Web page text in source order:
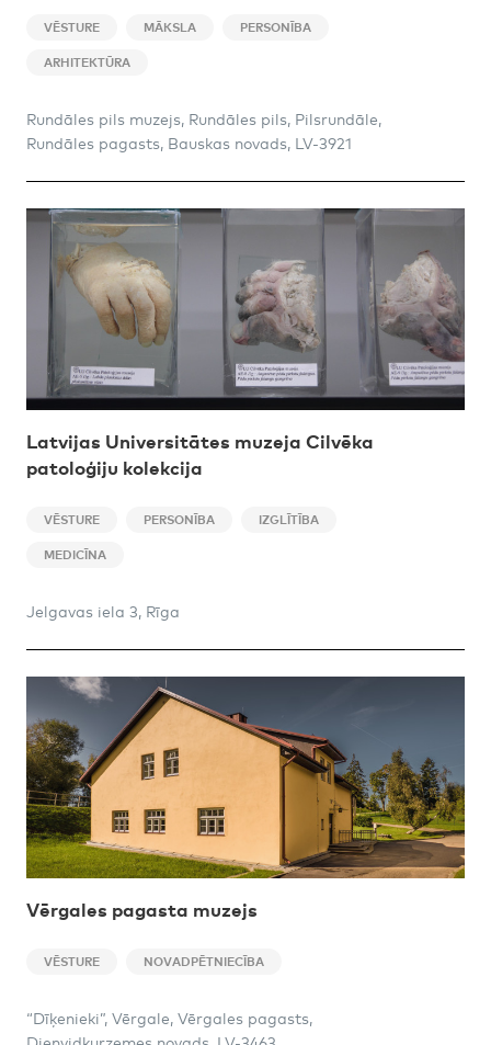
VĒSTURE MĀKSLA PERSONĪBA
ARHITEKTŪRA
Rundāles pils muzejs, Rundāles pils, Pilsrundāle,
Rundāles pagasts, Bauskas novads, LV-3921
Latvijas Universitātes muzeja Cilvēka
patoloģiju kolekcija
VĒSTURE PERSONĪBA IZGLĪTĪBA
MEDICĪNA
Jelgavas iela 3, Rīga
Vērgales pagasta muzejs
VĒSTURE NOVADPĒTNIECĪBA
“Dīķenieki”, Vērgale, Vērgales pagasts,